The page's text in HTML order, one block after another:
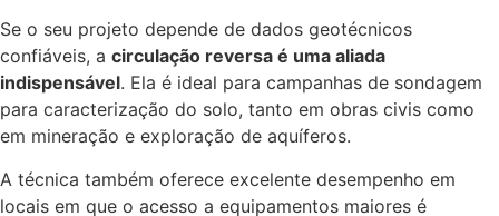
Se o seu projeto depende de dados geotécnicos
confiáveis, a circulação reversa é uma aliada
indispensável. Ela é ideal para campanhas de sondagem
para caracterização do solo, tanto em obras civis como
em mineração e exploração de aquíferos.
A técnica também oferece excelente desempenho em
locais em que o acesso a equipamentos maiores é